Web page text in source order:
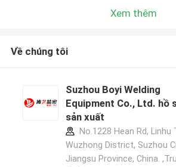
Xem thêm
Về chúng tôi
Suzhou Boyi Welding
Equipment Co., Ltd. hồ
sản xuất
No.1228 Hean Rd, Linhu
Wuzhong District, Suzhou
Jiangsu Province, China.